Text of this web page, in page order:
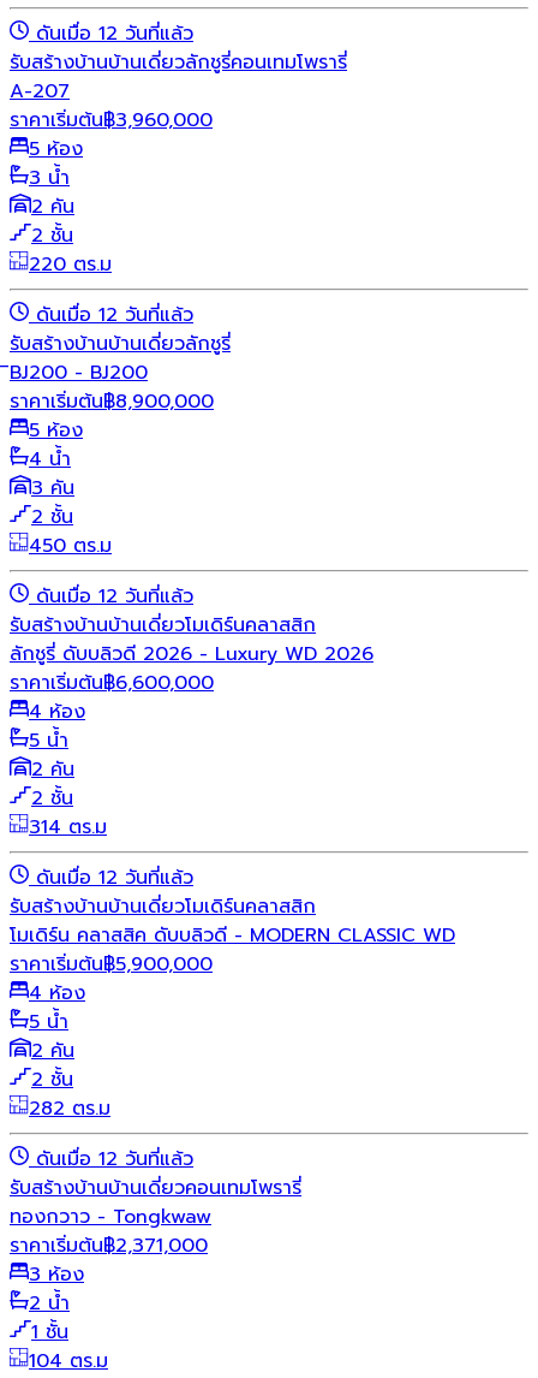
ดันเมื่อ 12 วันที่แล้ว
รับสร้างบ้านบ้านเดี่ยวลักชูรี่คอนเทมโพรารี่
A-207
ราคาเริ่มต้น฿3,960,000
5 ห้อง
3 น้ำ
2 คัน
2 ชั้น
220 ตร.ม
ดันเมื่อ 12 วันที่แล้ว
รับสร้างบ้านบ้านเดี่ยวลักชูรี่
ิBJ200 - BJ200
ราคาเริ่มต้น฿8,900,000
5 ห้อง
4 น้ำ
3 คัน
2 ชั้น
450 ตร.ม
ดันเมื่อ 12 วันที่แล้ว
รับสร้างบ้านบ้านเดี่ยวโมเดิร์นคลาสสิก
ลักชูรี่ ดับบลิวดี 2026 - Luxury WD 2026
ราคาเริ่มต้น฿6,600,000
4 ห้อง
5 น้ำ
2 คัน
2 ชั้น
314 ตร.ม
ดันเมื่อ 12 วันที่แล้ว
รับสร้างบ้านบ้านเดี่ยวโมเดิร์นคลาสสิก
โมเดิร์น คลาสสิค ดับบลิวดี - MODERN CLASSIC WD
ราคาเริ่มต้น฿5,900,000
4 ห้อง
5 น้ำ
2 คัน
2 ชั้น
282 ตร.ม
ดันเมื่อ 12 วันที่แล้ว
รับสร้างบ้านบ้านเดี่ยวคอนเทมโพรารี่
ทองกวาว - Tongkwaw
ราคาเริ่มต้น฿2,371,000
3 ห้อง
2 น้ำ
1 ชั้น
104 ตร.ม